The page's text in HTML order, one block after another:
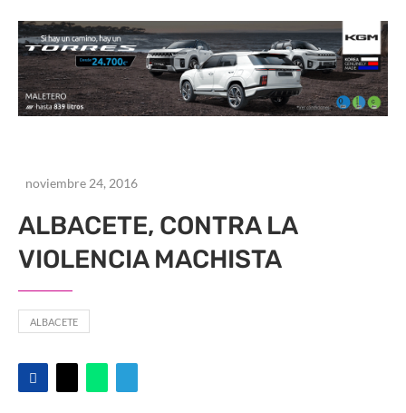
noviembre 24, 2016
ALBACETE, CONTRA LA
VIOLENCIA MACHISTA
ALBACETE